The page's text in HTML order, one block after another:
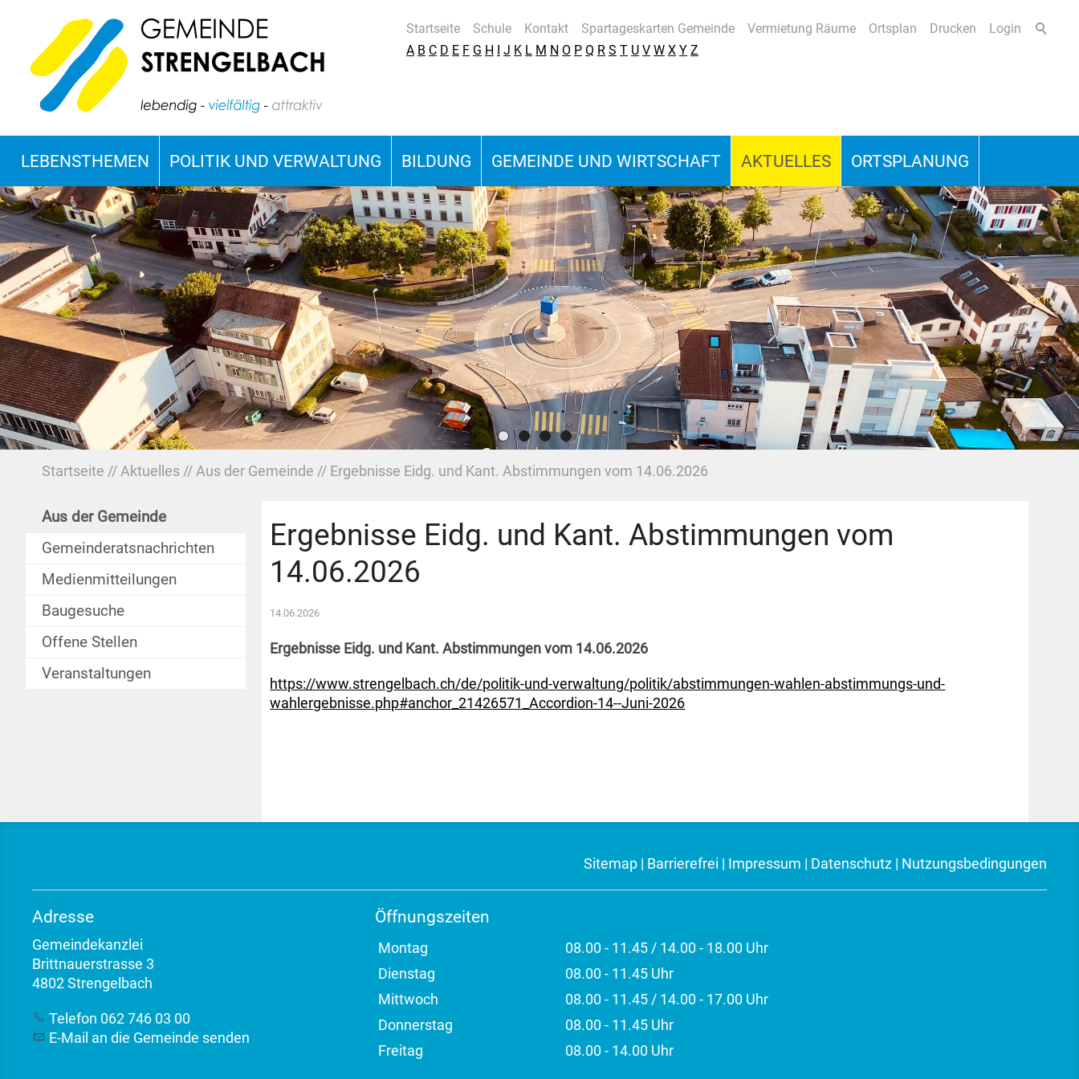
Startseite Schule Kontakt Spartageskarten Gemeinde Vermietung Räume Ortsplan Drucken
Login
A B C D E F G H I J K L M N O P Q R S T U V W X Y Z
LEBENSTHEMEN POLITIK UND VERWALTUNG BILDUNG GEMEINDE UND WIRTSCHAFT AKTUELLES ORTSPLANUNG
Startseite Aktuelles Aus der Gemeinde Ergebnisse Eidg. und Kant. Abstimmungen vom 14.06.2026
Aus der Gemeinde
Gemeinderatsnachrichten
Medienmitteilungen
Baugesuche
Offene Stellen
Veranstaltungen
Ergebnisse Eidg. und Kant. Abstimmungen vom
14.06.2026
14.06.2026
Ergebnisse Eidg. und Kant. Abstimmungen vom 14.06.2026
https://www.strengelbach.ch/de/politik-und-verwaltung/politik/abstimmungen-wahlen-abstimmungs-und-
wahlergebnisse.php#anchor_21426571_Accordion-14--Juni-2026
Sitemap Barrierefrei Impressum Datenschutz Nutzungsbedingungen
Adresse
Gemeindekanzlei
Brittnauerstrasse 3
4802 Strengelbach
Telefon 062 746 03 00
E-Mail an die Gemeinde senden
Öffnungszeiten
Montag
08.00 - 11.45 / 14.00 - 18.00 Uhr
Dienstag
08.00 - 11.45 Uhr
Mittwoch
08.00 - 11.45 / 14.00 - 17.00 Uhr
Donnerstag
08.00 - 11.45 Uhr
Freitag
08.00 - 14.00 Uhr